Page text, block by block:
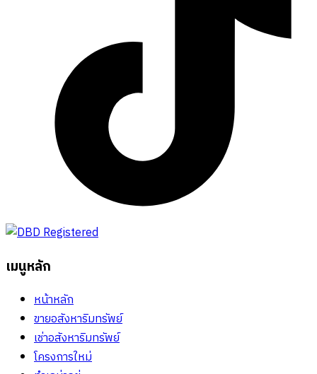
เมนูหลัก
หน้าหลัก
ขายอสังหาริมทรัพย์
เช่าอสังหาริมทรัพย์
โครงการใหม่